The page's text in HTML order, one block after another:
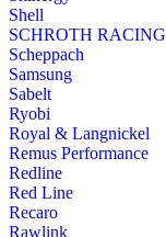
Shell
SCHROTH RACING
Scheppach
Samsung
Sabelt
Ryobi
Royal & Langnickel
Remus Performance
Redline
Red Line
Recaro
Rawlink